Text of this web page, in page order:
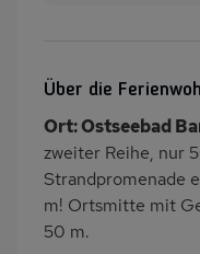
Dusche/WC
Herd (4 Kochfelder)
Mikrowelle
Über die
Ort: Ostseebad
zweiter Reihe, nur
Strandpromenade
m! Ortsmitte mit
50 m.